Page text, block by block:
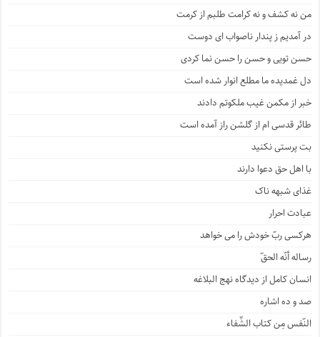
من نه کشف و نه کرامت طلبم از کرمت
در آمدیم ز پندار ناصواب ای دوست
حسن تویی و حسن را حسن نما کردی
دل غمدیده ما مطلع انوار شده است
خبر از مکمن غیب ملکوتم دادند
طائر قدسی ام از گلشن راز آمده است
بت پرستی نکنید
با اهل حق دعوا دارند
غذای شبهه ناک
عبادت احرار
هرکسی ربّ خودش را می خواهد
رساله أنّه الحقّ
انسان کامل از دیدگاه نهج البلاغه
صد و ده اشاره
النّفس مِن کتاب الشِّفاء